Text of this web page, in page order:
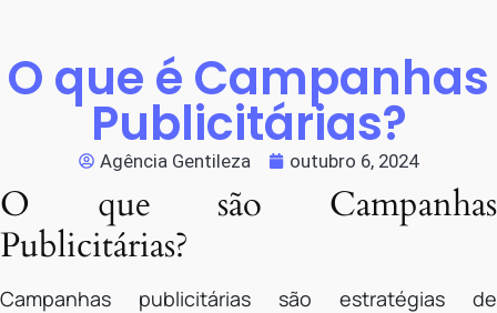
O que é Campanhas
Publicitárias?
Agência Gentileza outubro 6, 2024
O que são Campanhas
Publicitárias?
Campanhas publicitárias são estratégias de